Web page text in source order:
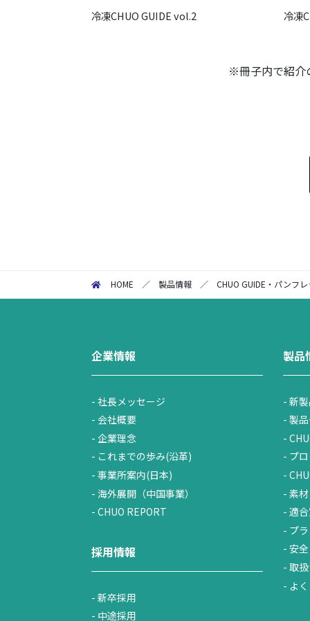
冷凍CHUO GUIDE vol.2 冷凍
※冊子内で紹介
HOME ／製品情報 ／CHUO GUIDE・パンフ
企業情報
社長メッセージ
会社概要
企業理念
これまでの歩み(沿革)
事業所案内(日本)
海外展開（中国事業）
CHUO REPORT
採用情報
新卒採用
中途採用
製品
新
製
プ
素
適
プ
安
取
よ